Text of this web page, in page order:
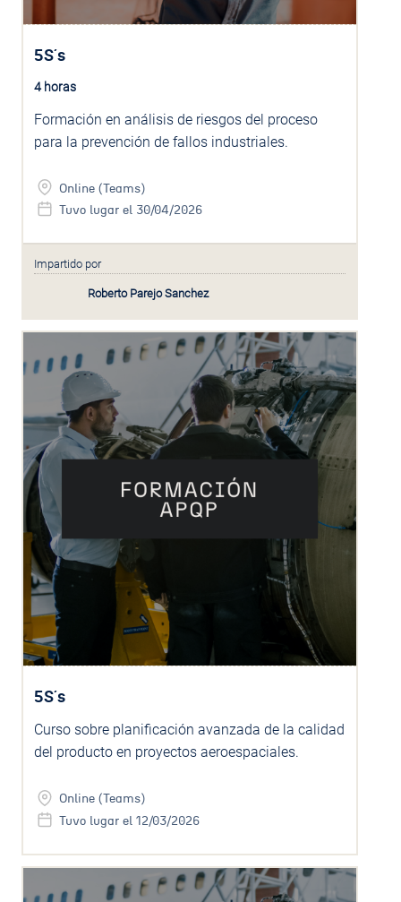
5S´s
4 horas
Formación en análisis de riesgos del proceso
para la prevención de fallos industriales.
Online (Teams)
Tuvo lugar el 30/04/2026
Impartido por
Roberto Parejo Sanchez
5S´s
Curso sobre planificación avanzada de la calidad
del producto en proyectos aeroespaciales.
Online (Teams)
Tuvo lugar el 12/03/2026